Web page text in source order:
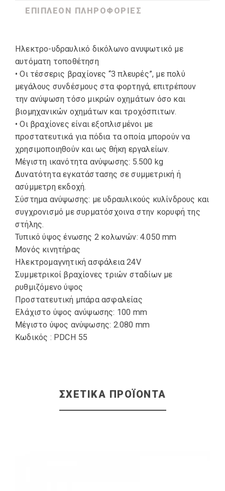
ΕΠΙΠΛΈΟΝ ΠΛΗΡΟΦΟΡΊΕΣ
Ηλεκτρο-υδραυλικό δικόλωνο ανυψωτικό με
αυτόματη τοποθέτηση
• Οι τέσσερις βραχίονες “3 πλευρές”, με πολύ
μεγάλους συνδέσμους στα φορτηγά, επιτρέπουν
την ανύψωση τόσο μικρών οχημάτων όσο και
βιομηχανικών οχημάτων και τροχόσπιτων.
• Οι βραχίονες είναι εξοπλισμένοι με
προστατευτικά για πόδια τα οποία μπορούν να
χρησιμοποιηθούν και ως θήκη εργαλείων.
Μέγιστη ικανότητα ανύψωσης: 5.500 kg
Δυνατότητα εγκατάστασης σε συμμετρική ή
ασύμμετρη εκδοχή.
Σύστημα ανύψωσης: με υδραυλικούς κυλίνδρους και
συγχρονισμό με συρματόσχοινα στην κορυφή της
στήλης.
Τυπικό ύψος ένωσης 2 κολωνών: 4.050 mm
Μονός κινητήρας
Ηλεκτρομαγνητική ασφάλεια 24V
Συμμετρικοί βραχίονες τριών σταδίων με
ρυθμιζόμενο ύψος
Προστατευτική μπάρα ασφαλείας
Ελάχιστο ύψος ανύψωσης: 100 mm
Μέγιστο ύψος ανύψωσης: 2.080 mm
Κωδικός : PDCH 55
ΣΧΕΤΙΚΆ ΠΡΟΪΌΝΤΑ